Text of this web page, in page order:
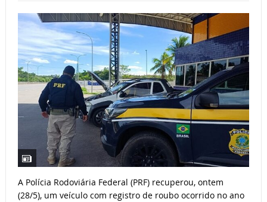
A Polícia Rodoviária Federal (PRF) recuperou, ontem
(28/5), um veículo com registro de roubo ocorrido no ano